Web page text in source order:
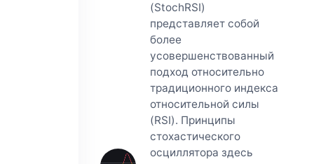
(StochRSI)
представляет собой
более
усовершенствованный
подход относительно
традиционного индекса
относительной силы
(RSI). Принципы
стохастического
осциллятора здесь